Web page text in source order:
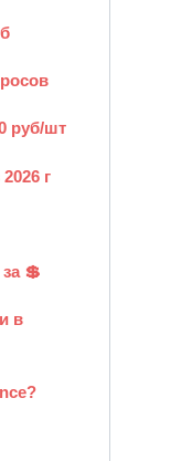
руб/шт
г
💲
в